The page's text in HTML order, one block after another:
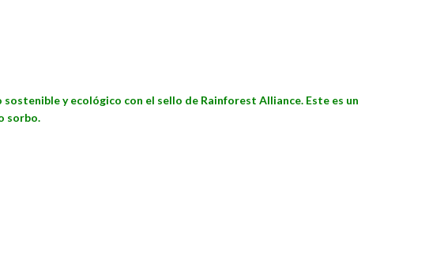
y ecológico con el sello de Rainforest Alliance. Este es un
sorbo.